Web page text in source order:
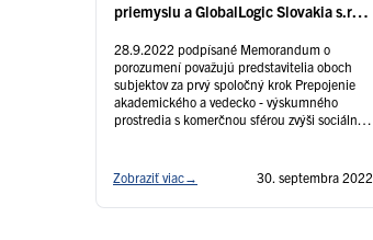
priemyslu a GlobalLogic Slovakia s.r.o.
28.9.2022 podpísané Memorandum o
porozumení považujú predstavitelia oboch
subjektov za prvý spoločný krok Prepojenie
akademického a vedecko - výskumného
prostredia s komerčnou sférou zvýši sociálny
Zobraziť viac→ 30. septembra 2022